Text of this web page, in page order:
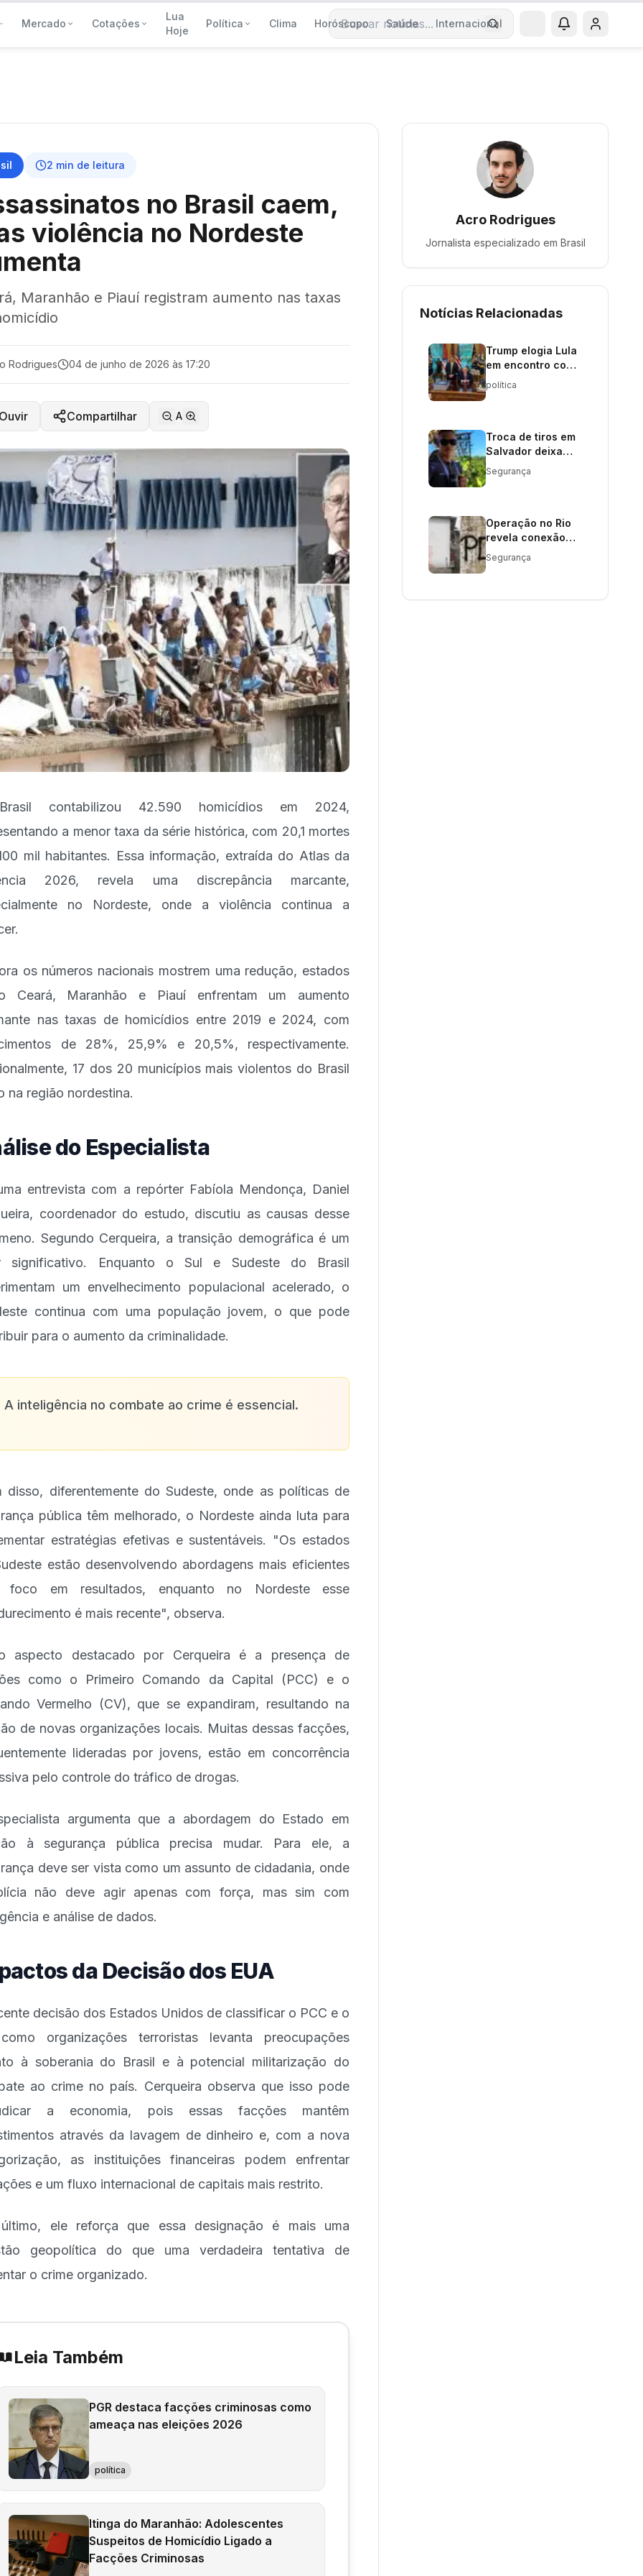
Mercado Cotações
Lua
Hoje
Política Clima Horóscopo Saúde Internacional
Buscar notícias
2 min de leitura
no Brasil caem,
violência no Nordeste
Maranhão e Piauí registram aumento nas taxas
Rodrigues 04 de junho de 2026 às 17:20
Compartilhar A
contabilizou 42.590 homicídios em 2024,
a menor taxa da série histórica, com 20,1 mortes
mil habitantes. Essa informação, extraída do Atlas da
2026, revela uma discrepância marcante,
no Nordeste, onde a violência continua a
os números nacionais mostrem uma redução, estados
Ceará, Maranhão e Piauí enfrentam um aumento
nas taxas de homicídios entre 2019 e 2024, com
de 28%, 25,9% e 20,5%, respectivamente.
17 dos 20 municípios mais violentos do Brasil
na região nordestina.
do Especialista
entrevista com a repórter Fabíola Mendonça, Daniel
coordenador do estudo, discutiu as causas desse
Segundo Cerqueira, a transição demográfica é um
significativo. Enquanto o Sul e Sudeste do Brasil
um envelhecimento populacional acelerado, o
continua com uma população jovem, o que pode
para o aumento da criminalidade.
A inteligência no combate ao crime é essencial.
disso, diferentemente do Sudeste, onde as políticas de
pública têm melhorado, o Nordeste ainda luta para
estratégias efetivas e sustentáveis. "Os estados
estão desenvolvendo abordagens mais eficientes
foco em resultados, enquanto no Nordeste esse
é mais recente", observa.
aspecto destacado por Cerqueira é a presença de
como o Primeiro Comando da Capital (PCC) e o
Vermelho (CV), que se expandiram, resultando na
de novas organizações locais. Muitas dessas facções,
lideradas por jovens, estão em concorrência
pelo controle do tráfico de drogas.
argumenta que a abordagem do Estado em
à segurança pública precisa mudar. Para ele, a
deve ser vista como um assunto de cidadania, onde
não deve agir apenas com força, mas sim com
e análise de dados.
da Decisão dos EUA
decisão dos Estados Unidos de classificar o PCC e o
organizações terroristas levanta preocupações
à soberania do Brasil e à potencial militarização do
ao crime no país. Cerqueira observa que isso pode
a economia, pois essas facções mantêm
através da lavagem de dinheiro e, com a nova
as instituições financeiras podem enfrentar
e um fluxo internacional de capitais mais restrito.
ele reforça que essa designação é mais uma
geopolítica do que uma verdadeira tentativa de
o crime organizado.
Leia Também
PGR destaca facções criminosas como
ameaça nas eleições 2026
política
Itinga do Maranhão: Adolescentes
Suspeitos de Homicídio Ligado a
Facções Criminosas
Acro Rodrigues
Jornalista especializado em Brasil
Notícias Relacionadas
Trump elogia Lula
em encontro com
Flávio Bolsonaro
política
Troca de tiros em
Salvador deixa
dois suspeitos e
um PM mortos
Segurança
Operação no Rio
revela conexão
entre facções
criminosas e Al-
Segurança